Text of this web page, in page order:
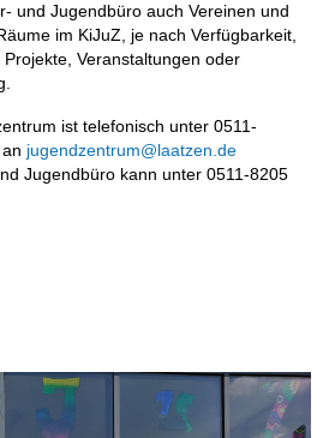
und Jugendbüro auch Vereinen und
im KiJuZ, je nach Verfügbarkeit,
Veranstaltungen oder
ist telefonisch unter 0511-
jugendzentrum@laatzen.de
Jugendbüro kann unter 0511-8205